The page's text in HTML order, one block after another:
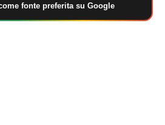
fonte preferita su Google